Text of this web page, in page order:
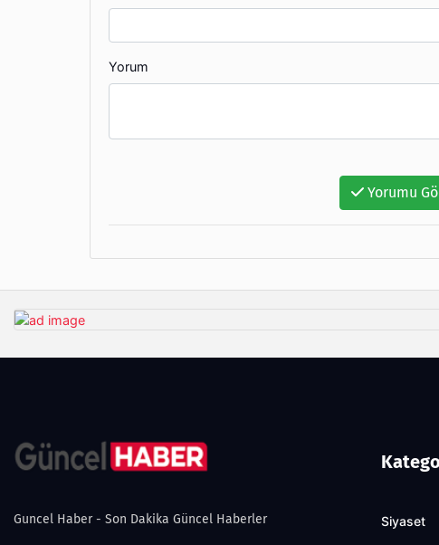
Yorum
Yorumu
Guncel Haber - Son Dakika Güncel Haberler
Siyaset